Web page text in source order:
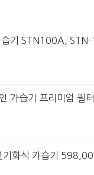
습기 STN100A,
가습기 프리미엄
기화식 가습기